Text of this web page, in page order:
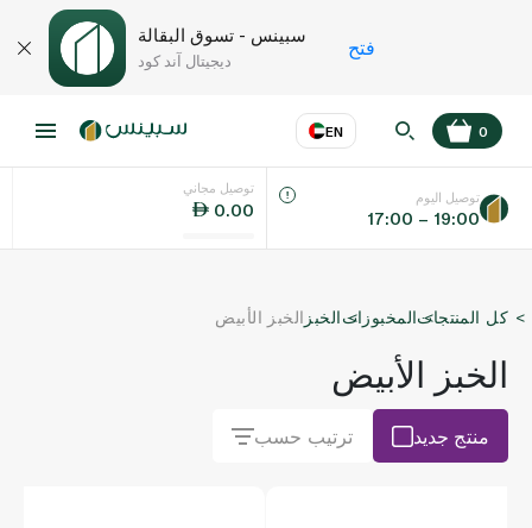
سبينس - تسوق البقالة
ديجيتال آند كود
فتح
EN
اللغة عر
KSA
0
توصيل مجاني
0.00
توصيل اليوم
17:00 – 19:00
كل المنتجاتالمخبوزاتالخبز الخبز الأبيض
الخبز الأبيض
منتج جديد ترتيب حسب